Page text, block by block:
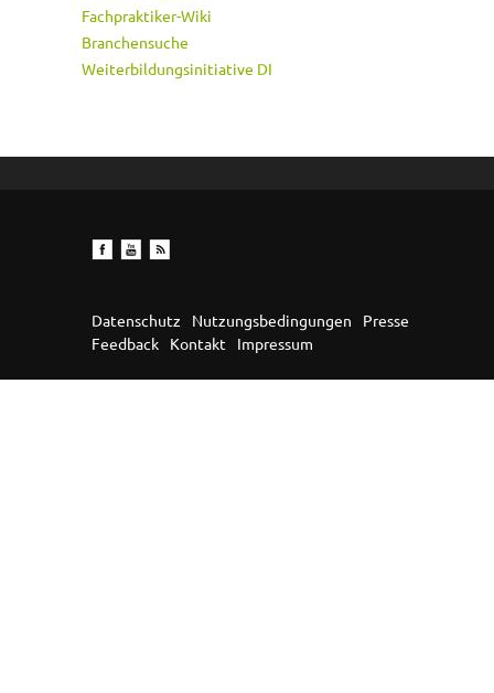
Fachpraktiker-Wiki
Branchensuche
Weiterbildungsinitiative DI
Datenschutz Nutzungsbedingungen
Presse
Feedback
Kontakt Impressum